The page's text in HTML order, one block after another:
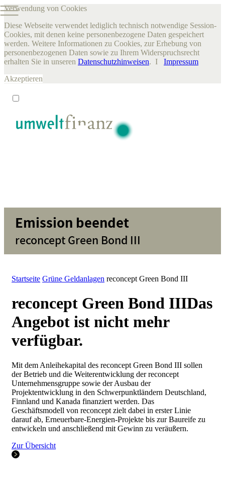
Verwendung von Cookies
Diese Webseite verwendet lediglich technisch notwendige Session-
Cookies, mit denen keine personenbezogene Daten gespeichert
werden. Weitere Informationen zu Cookies, zur Erhebung von
personenbezogenen Daten sowie zu Ihrem Widerspruchsrecht
erhalten Sie in unseren Datenschutzhinweisen. I Impressum
Akzeptieren
Emission beendet
reconcept Green Bond III
Startseite Grüne Geldanlagen reconcept Green Bond III
reconcept Green Bond IIIDas
Angebot ist nicht mehr
verfügbar.
Mit dem Anleihekapital des reconcept Green Bond III sollen
der Betrieb und die Weiterentwicklung der reconcept
Unternehmensgruppe sowie der Ausbau der
Projektentwicklung in den Schwerpunktländern Deutschland,
Finnland und Kanadafinanziertwerden. Das
Geschäftsmodell von reconcept zielt dabei in erster Linie
darauf ab, Erneuerbare-Energien-Projekte bis zur Baureife zu
entwickeln und anschließend mit Gewinn zu veräußern.
Zur Übersicht